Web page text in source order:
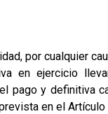
por cualquier
en ejercicio
pago y definitiva
en el